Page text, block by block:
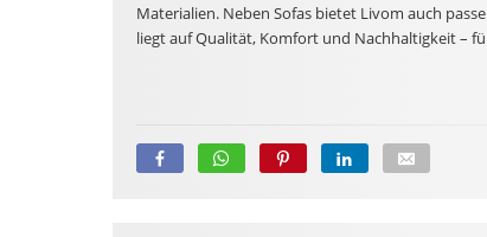
Materialien. Neben Sofas bietet Livom auch
liegt auf Qualität, Komfort und Nachhaltigkeit –